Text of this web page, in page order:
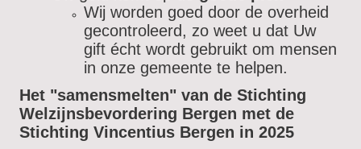
Wij worden goed door de overheid
gecontroleerd, zo weet u dat Uw
gift écht wordt gebruikt om mensen
in onze gemeente te helpen.
Het "samensmelten" van de Stichting
Welzijnsbevordering Bergen met de
Stichting Vincentius Bergen in 2025